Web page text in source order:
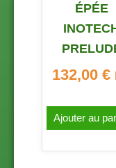
ÉPÉE
132,00 €
Ajouter au